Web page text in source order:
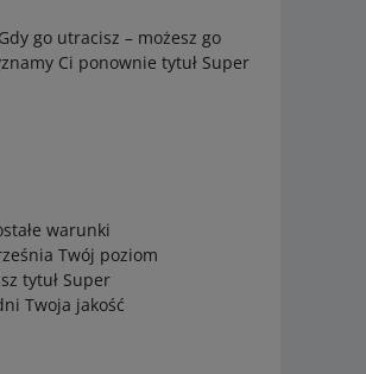
go utracisz – możesz go
Ci ponownie tytuł Super
warunki
Twój poziom
tytuł Super
Twoja jakość